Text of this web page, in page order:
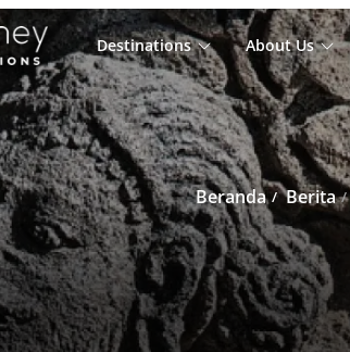
Destinations About Us
Cari
untuk:
Beranda Berita